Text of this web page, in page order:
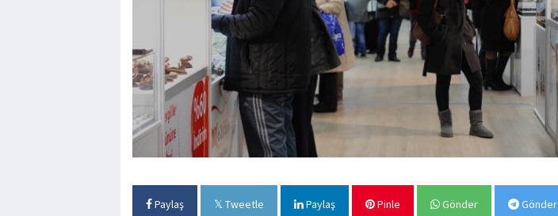
Paylaş Tweetle Paylaş Pinle Gönder Gönder